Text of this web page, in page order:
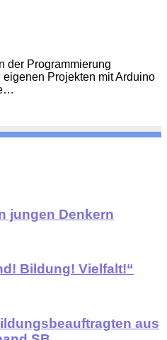
der Programmierung
Projekten mit Arduino
jungen Denkern
Bildung! Vielfalt!“
aus